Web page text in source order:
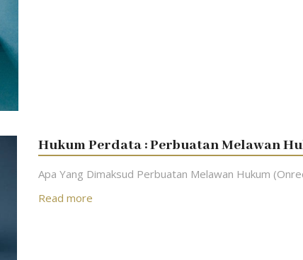
Hukum Perdata : Perbuatan Melawan
Apa Yang Dimaksud Perbuatan Melawan Hukum
Read more